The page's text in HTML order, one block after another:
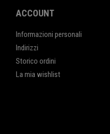
ACCOUNT
Informazioni personali
Indirizzi
Storico ordini
La mia wishlist